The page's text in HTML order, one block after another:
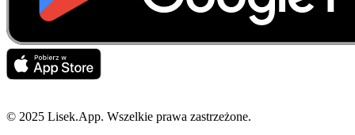
© 2025 Lisek.App. Wszelkie prawa zastrzeżone.